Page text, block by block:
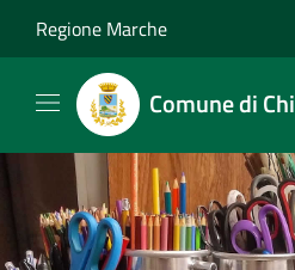
Regione Marche
Comune di